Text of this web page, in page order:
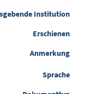
Institution
Erschienen
Anmerkung
Sprache